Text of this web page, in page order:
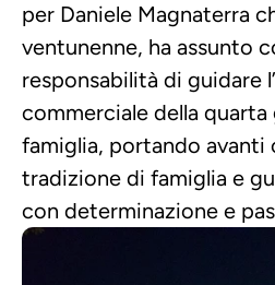
per Daniele Magnaterra
ventunenne, ha assunto
responsabilità di guidare
commerciale della quarta
famiglia, portando avanti
tradizione di famiglia e
con determinazione e